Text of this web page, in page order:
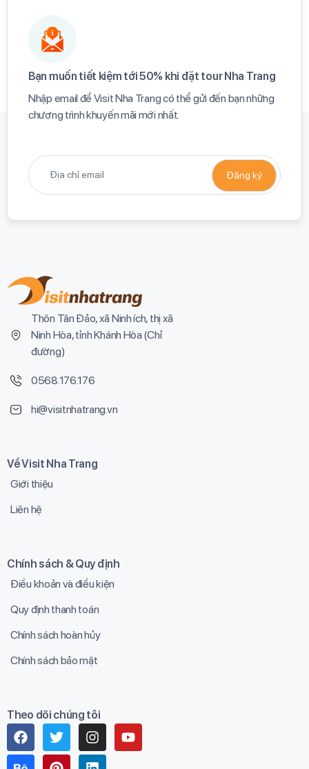
Bạn muốn tiết kiệm tới 50% khi đặt tour Nha Trang​
Nhập email để Visit Nha Trang có thể gửi đến bạn những
chương trình khuyến mãi mới nhất.​
Thôn Tân Đảo, xã Ninh ích, thị xã
Ninh Hòa, tỉnh Khánh Hòa (Chỉ
đường)
0568.176.176
hi@visitnhatrang.vn
Về Visit Nha Trang
Giới thiệu
Liên hệ
Chính sách & Quy định
Điều khoản và điều kiện
Quy định thanh toán
Chính sách hoàn hủy
Chính sách bảo mật
Theo dõi chúng tôi